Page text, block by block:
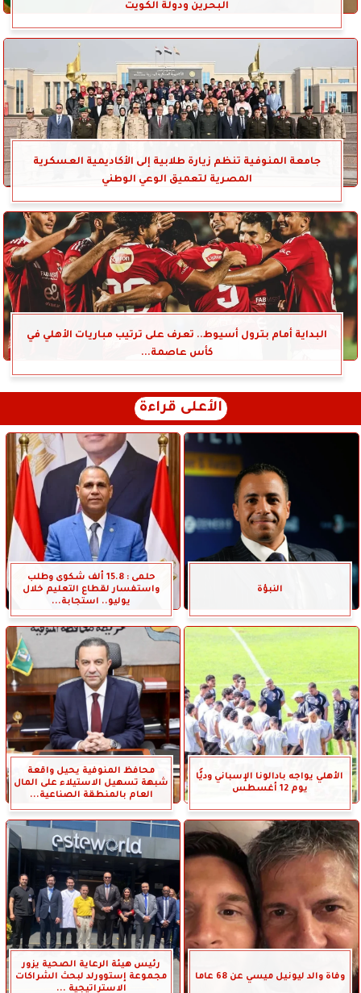
البحرين ودولة الكويت
جامعة المنوفية تنظم زيارة طلابية إلى الأكاديمية العسكرية
المصرية لتعميق الوعي الوطني
البداية أمام بترول أسيوط.. تعرف على ترتيب مباريات الأهلي في
كأس عاصمة...
الأعلى قراءة
النبؤة
حلمى : 15.8 ألف شكوى وطلب
واستفسار لقطاع التعليم خلال
يوليو.. استجابة...
الأهلي يواجه بادالونا الإسباني وديًّا
يوم 12 أغسطس
محافظ المنوفية يحيل واقعة
شبهة تسهيل الاستيلاء على المال
العام بالمنطقة الصناعية...
وفاة والد ليونيل ميسي عن 68 عاما
رئيس هيئة الرعاية الصحية يزور
مجموعة إستوورلد لبحث الشراكات
الاستراتيجية ...